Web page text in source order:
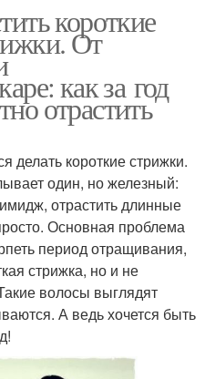
короткие
От
как за год
отрастить
делать короткие стрижки.
один, но железный:
отрастить длинные
Основная проблема
период отращивания,
стрижка, но и не
волосы выглядят
А ведь хочется быть